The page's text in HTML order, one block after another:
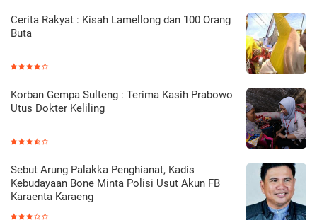
Cerita Rakyat : Kisah Lamellong dan 100 Orang
Buta
Korban Gempa Sulteng : Terima Kasih Prabowo
Utus Dokter Keliling
Sebut Arung Palakka Penghianat, Kadis
Kebudayaan Bone Minta Polisi Usut Akun FB
Karaenta Karaeng